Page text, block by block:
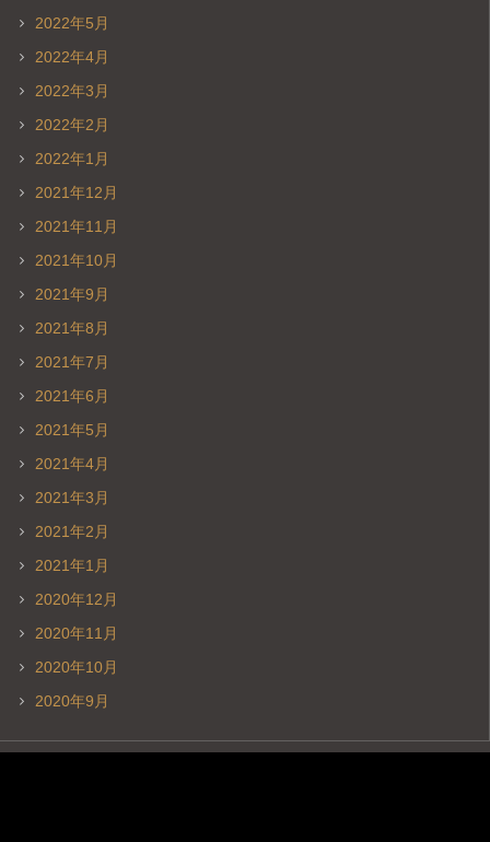
2022年5月
2022年4月
2022年3月
2022年2月
2022年1月
2021年12月
2021年11月
2021年10月
2021年9月
2021年8月
2021年7月
2021年6月
2021年5月
2021年4月
2021年3月
2021年2月
2021年1月
2020年12月
2020年11月
2020年10月
2020年9月